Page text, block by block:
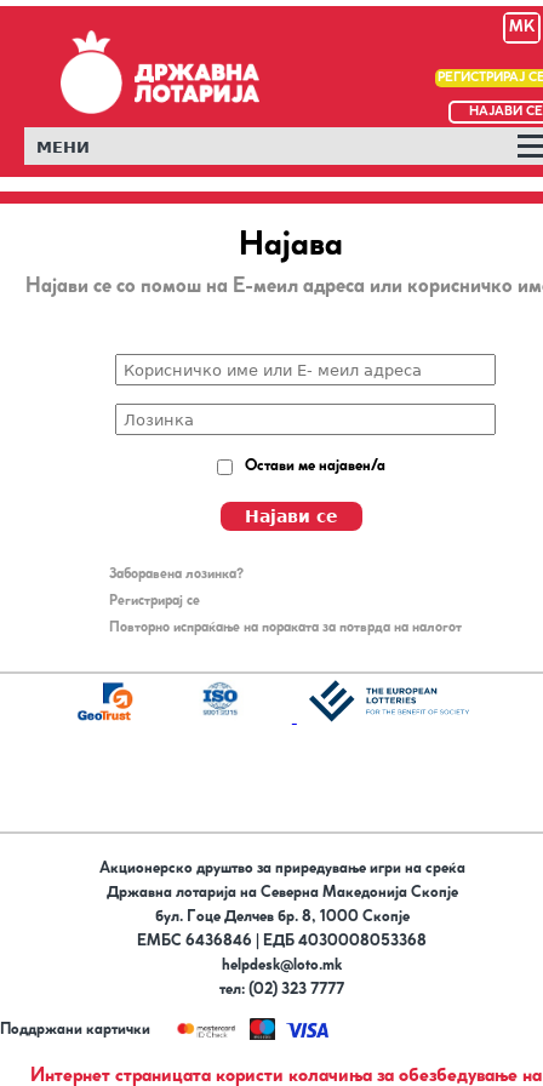
MK
РЕГИСТРИРАЈ
НАЈАВИ СЕ
МЕНИ
Интернет страницата користи колачиња за обезбедување на
Најава
Најави се со помош на Е-меил адреса или корисничко
Остави ме најавен/а
Заборавена лозинка?
Регистрирај се
Повторно испраќање на пораката за потврда на налогот
Акционерско друштво за приредување игри на среќа
Државна лотарија на Северна Македонија Скопје
бул. Гоце Делчев бр. 8, 1000 Скопје
ЕМБС 6436846 | ЕДБ 4030008053368
helpdesk@loto.mk
тел: (02) 323 7777
Поддржани картички